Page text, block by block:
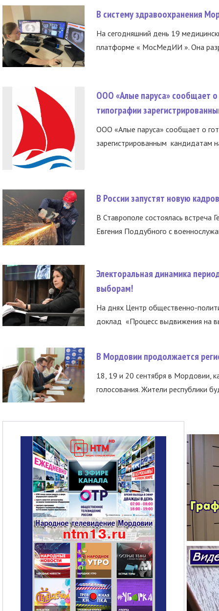
В систему здравоохранения
На сегодняшний день 19
платформе « МосМедИИ ». Она
ООО «Алые паруса» сообщает о
типографии
ООО «Алые паруса» сообщает о
зарегистрированным кандидатам
В России запустят новую
В Ставрополе состоялась встреча
Евгения Поддубного с
Электоральная динамика
выборам!
На днях Центр общественно-
доклад «Процесс выдвижения на
В Мордовии продолжается
18, 19 и 20 сентября в Мордовии,
голосования. Жители республики